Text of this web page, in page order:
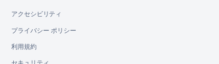
アクセシビリティ
プライバシー ポリシー
利用規約